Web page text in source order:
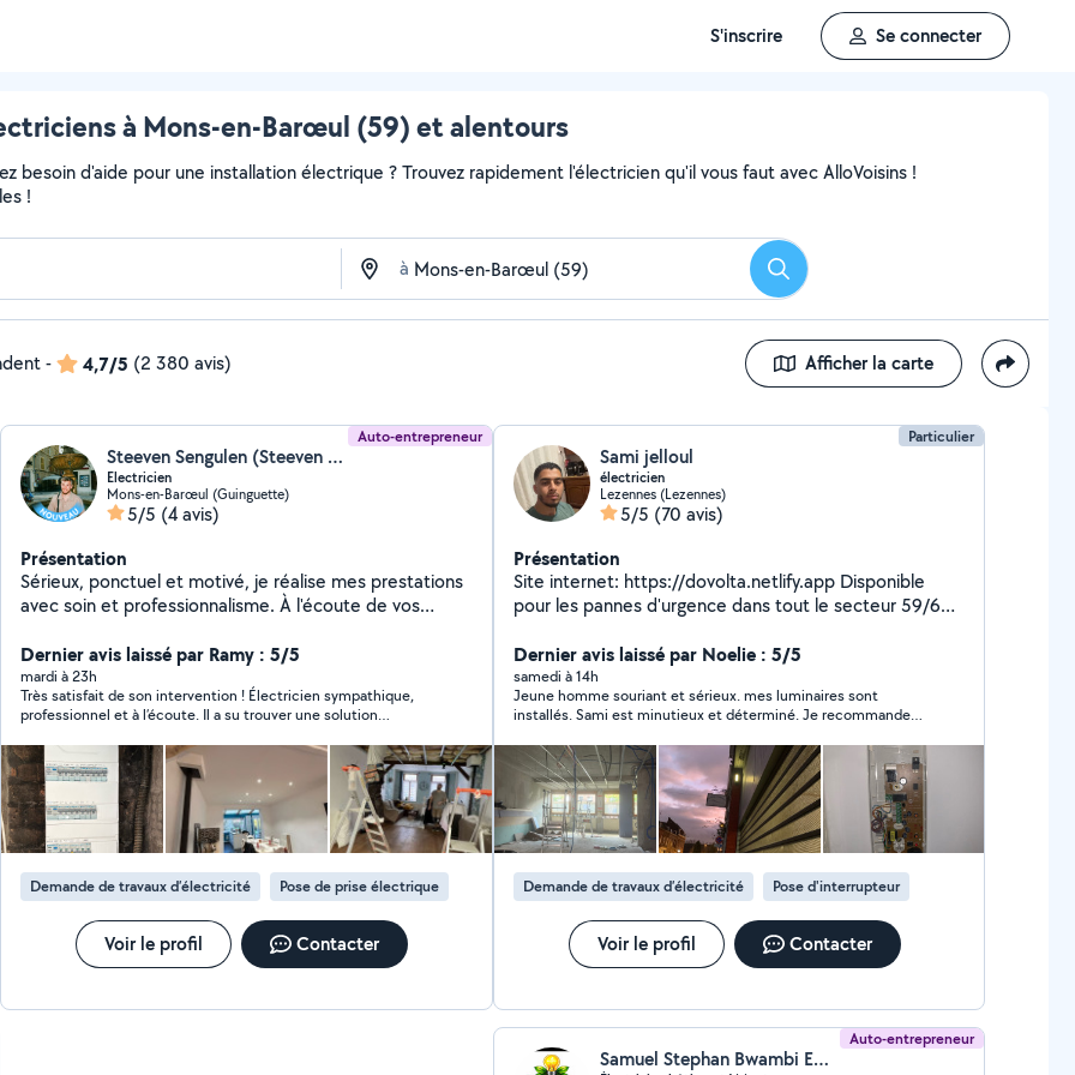
S'inscrire Se connecter
à Mons-en-Barœul (59) et alentours
besoin d'aide pour une installation électrique ? Trouvez rapidement l'électricien qu'il vous faut avec AlloVoisins !
!
à Rechercher
- 4,7/5 (2 380 avis) Afficher la carte
Auto-entrepreneur
Steeven Sengulen (Steeven Sengulen)
Electricien
Mons-en-Barœul (Guinguette)
5/5 (4 avis)
Présentation
Sérieux, ponctuel et motivé, je réalise mes prestations
avec soin et professionnalisme. À l'écoute de vos
de qualité. Votre satisfaction est ma priorité. N'hésitez
pas à me contacter, je réponds rapidement à vos
demandes.
Dernier avis laissé par Ramy : 5/5
mardi à 23h
Très satisfait de son intervention ! Électricien sympathique,
professionnel et à l’écoute. Il a su trouver une solution
disponibilité. Je recommande sans hésiter !
Demande de travaux d’électricité Pose de prise électrique
Voir le profil Contacter
Particulier
Sami jelloul
électricien
Lezennes (Lezennes)
5/5 (70 avis)
Présentation
Site internet: https://dovolta.netlify.app Disponible
pour les pannes d'urgence dans tout le secteur 59/62 !
logement : -Pose des appareils électriques dans la
cuisine avec leurs raccordements -Pose de luminaires
lustres appliques avec ou sans détection -Tableau
électrique et DTI -Mise aux normes -Pose de prises et
rj45 -Dépannage -Pose de goulotte -Raccordement
Dernier avis laissé par Noelie : 5/5
samedi à 14h
Jeune homme souriant et sérieux. mes luminaires sont
installés. Sami est minutieux et déterminé. Je recommande
Demande de travaux d’électricité Pose d'interrupteur
Voir le profil Contacter
Auto-entrepreneur
Samuel Stephan Bwambi Ewane (Ewan's Pro Lighting EI)